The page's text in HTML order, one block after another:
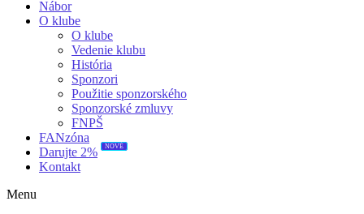
Nábor
O klube
O klube
Vedenie klubu
História
Sponzori
Použitie sponzorského
Sponzorské zmluvy
FNPŠ
FANzóna
Darujte 2%
NOVÉ
Kontakt
Menu